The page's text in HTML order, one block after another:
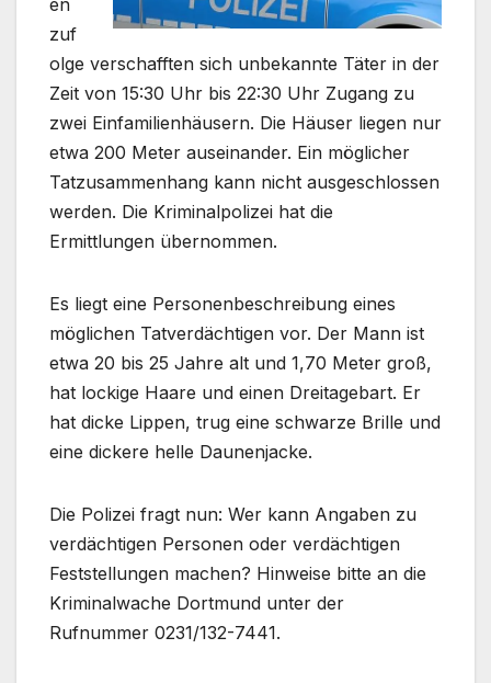
en
zuf
olge verschafften sich unbekannte Täter in der
Zeit von 15:30 Uhr bis 22:30 Uhr Zugang zu
zwei Einfamilienhäusern. Die Häuser liegen nur
etwa 200 Meter auseinander. Ein möglicher
Tatzusammenhang kann nicht ausgeschlossen
werden. Die Kriminalpolizei hat die
Ermittlungen übernommen.
Es liegt eine Personenbeschreibung eines
möglichen Tatverdächtigen vor. Der Mann ist
etwa 20 bis 25 Jahre alt und 1,70 Meter groß,
hat lockige Haare und einen Dreitagebart. Er
hat dicke Lippen, trug eine schwarze Brille und
eine dickere helle Daunenjacke.
Die Polizei fragt nun: Wer kann Angaben zu
verdächtigen Personen oder verdächtigen
Feststellungen machen? Hinweise bitte an die
Kriminalwache Dortmund unter der
Rufnummer 0231/132-7441.